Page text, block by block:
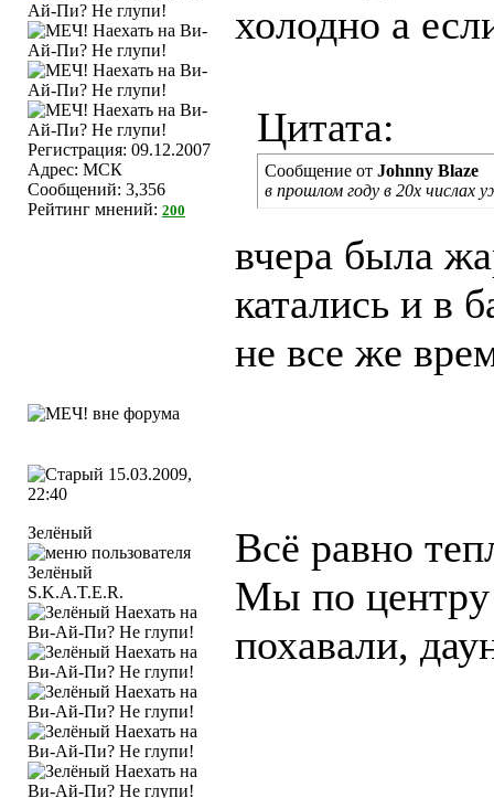
Регистрация: 09.12.2007
Адрес: МСК
Сообщений: 3,356
Рейтинг мнений: 200
холодно а
Цитата:
Сообщение от Johnny Blaze
в прошлом году в 20х числах
вчера была
катались и в
не все же
15.03.2009,
22:40
Зелёный
S.K.A.T.E.R.
Всё равно
Мы по центру
похавали,